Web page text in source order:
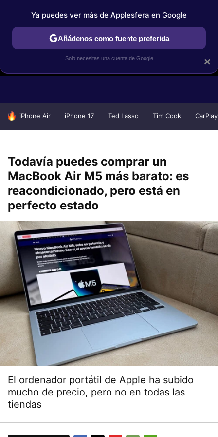
GUÍAS DE COMPRA COMPARATIVAS APPLE VS OTROS
HOY SE HABLA DE
iPhone Air iPhone 17 Ted Lasso Tim Cook CarPlay
Todavía puedes comprar un
MacBook Air M5 más barato: es
reacondicionado, pero está en
perfecto estado
El ordenador portátil de Apple ha subido
mucho de precio, pero no en todas las
tiendas
×
Ya puedes ver más de Applesfera en Google
Añádenos como fuente preferida
Solo necesitas una cuenta de Google